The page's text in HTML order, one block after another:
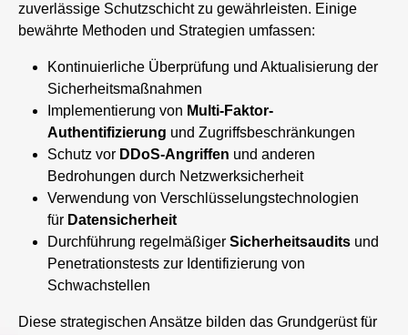
zuverlässige Schutzschicht zu gewährleisten. Einige
bewährte Methoden und Strategien umfassen:
Kontinuierliche Überprüfung und Aktualisierung der
Sicherheitsmaßnahmen
Implementierung von Multi-Faktor-
Authentifizierung und Zugriffsbeschränkungen
Schutz vor DDoS-Angriffen und anderen
Bedrohungen durch Netzwerksicherheit
Verwendung von Verschlüsselungstechnologien
für Datensicherheit
Durchführung regelmäßiger Sicherheitsaudits und
Penetrationstests zur Identifizierung von
Schwachstellen
Diese strategischen Ansätze bilden das Grundgerüst für